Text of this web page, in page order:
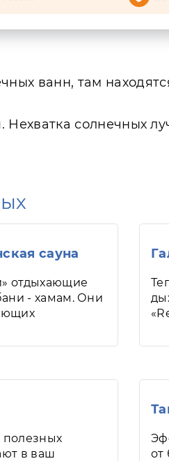
ванн, там
солнечных
сауна
отдыхающие
- хамам. Они
полезных
в ваш
от